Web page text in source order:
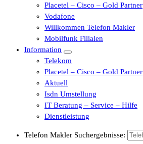
Placetel – Cisco – Gold Partner
Vodafone
Willkommen Telefon Makler
Mobilfunk Filialen
Information
Telekom
Placetel – Cisco – Gold Partner
Aktuell
Isdn Umstellung
IT Beratung – Service – Hilfe
Dienstleistung
Telefon Makler Suchergebnisse: